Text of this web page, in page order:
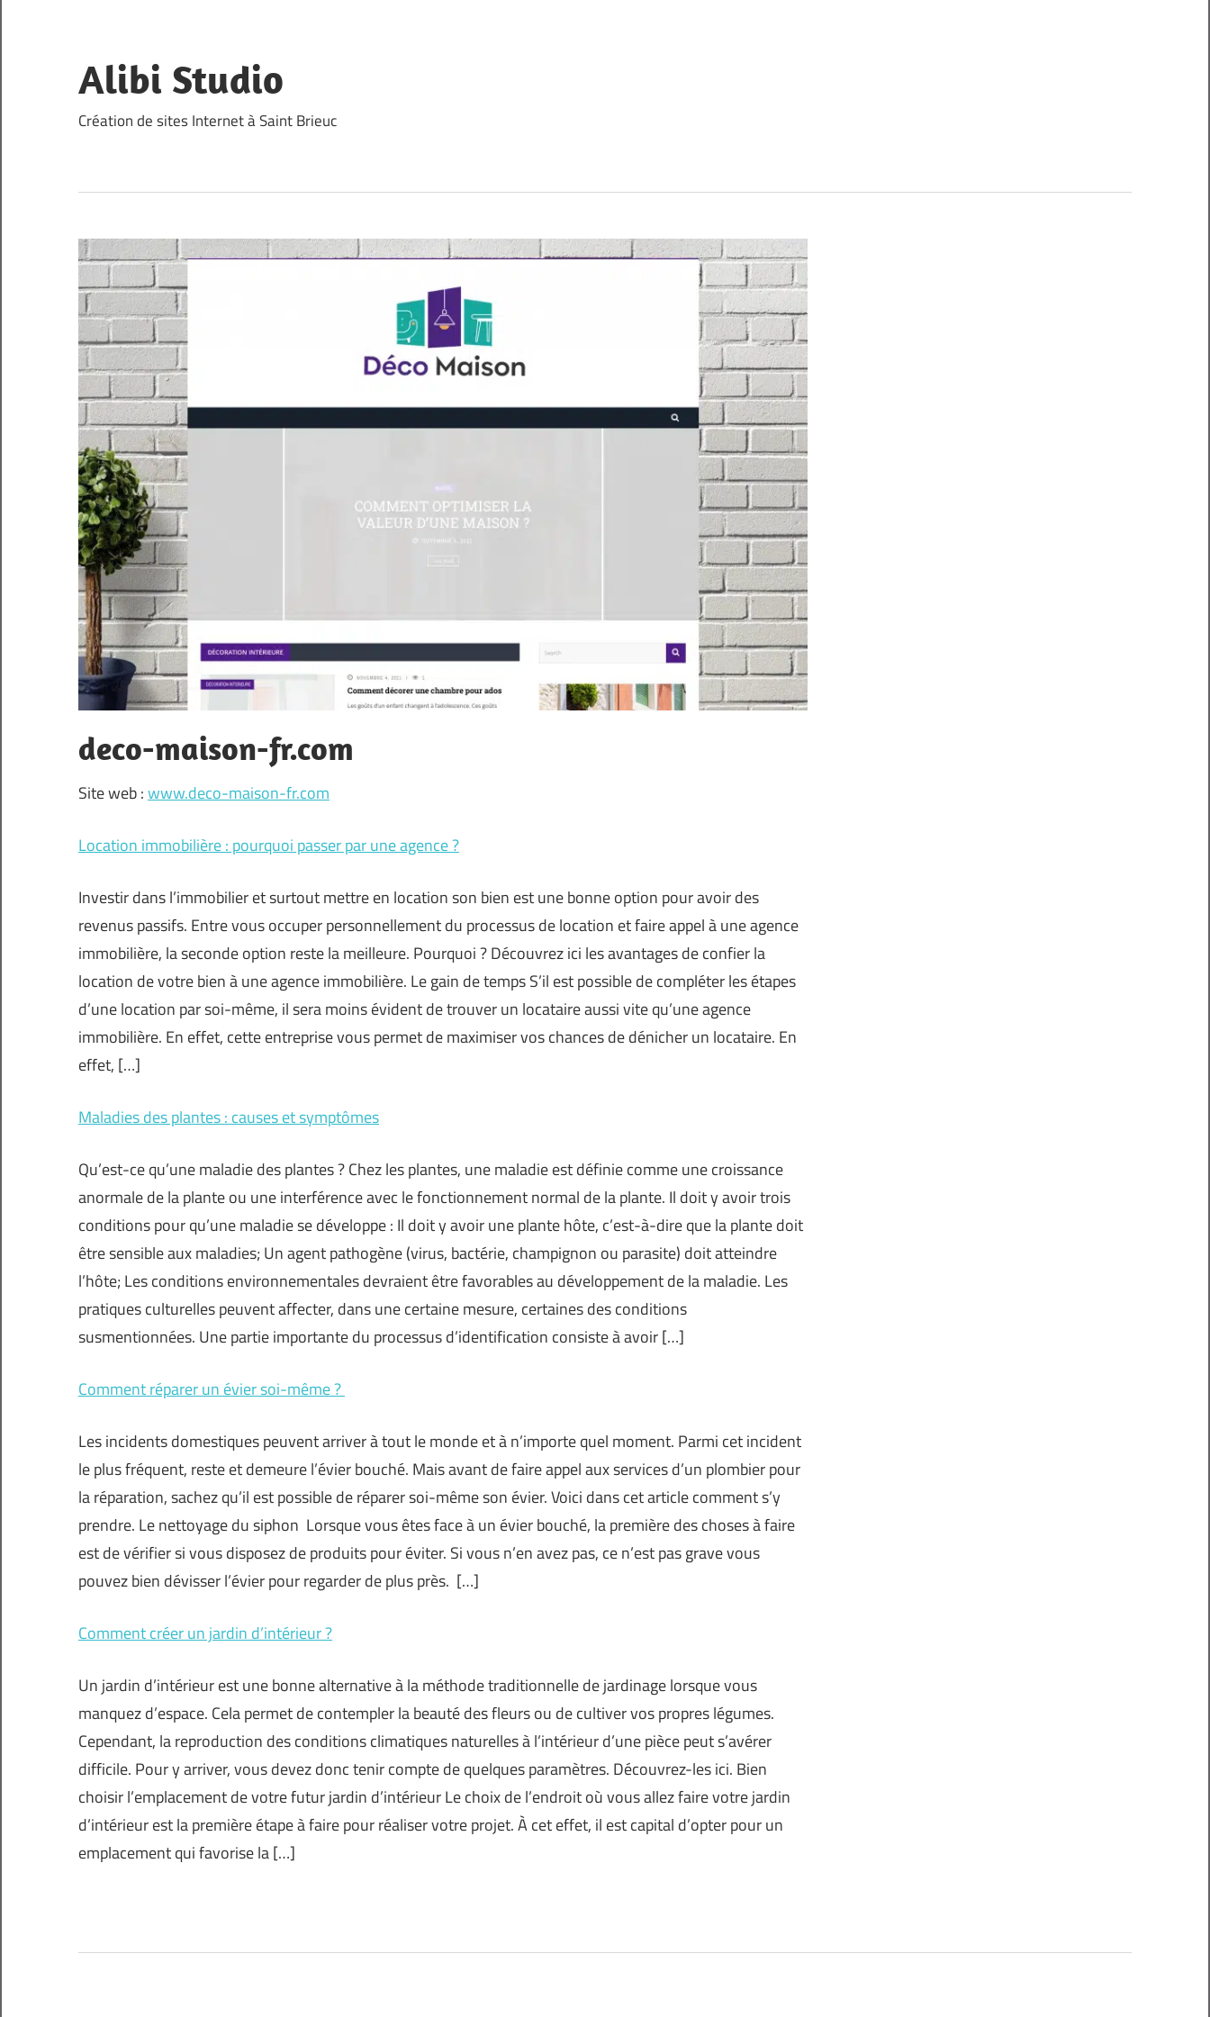
content
Alibi Studio
Création de sites Internet à Saint Brieuc
deco-maison-fr.com
Site web :www.deco-maison-fr.com
Location immobilière : pourquoi passer par une agence ?
Investir dans l’immobilier et surtout mettre en location son bien est une bonne option pour avoir des
revenus passifs. Entre vous occuper personnellement du processus de location et faire appel à une agence
immobilière, la seconde option reste la meilleure. Pourquoi ? Découvrez ici les avantages de confier la
location de votre bien à une agence immobilière. Le gain de temps S’il est possible de compléter les étapes
d’une location par soi-même, il sera moins évident de trouver un locataire aussi vite qu’une agence
immobilière. En effet, cette entreprise vous permet de maximiser vos chances de dénicher un locataire. En
effet, […]
Maladies des plantes : causes et symptômes
Qu’est-ce qu’une maladie des plantes ? Chez les plantes, une maladie est définie comme une croissance
anormale de la plante ou une interférence avec le fonctionnement normal de la plante. Il doit y avoir trois
conditions pour qu’une maladie se développe : Il doit y avoir une plante hôte, c’est-à-dire que la plante doit
être sensible aux maladies; Un agent pathogène (virus, bactérie, champignon ou parasite) doit atteindre
l’hôte; Les conditions environnementales devraient être favorables au développement de la maladie. Les
pratiques culturelles peuvent affecter, dans une certaine mesure, certaines des conditions
susmentionnées. Une partie importante du processus d’identification consiste à avoir […]
Comment réparer un évier soi-même ?
Les incidents domestiques peuvent arriver à tout le monde et à n’importe quel moment. Parmi cet incident
le plus fréquent, reste et demeure l’évier bouché. Mais avant de faire appel aux services d’un plombier pour
la réparation, sachez qu’il est possible de réparer soi-même son évier. Voici dans cet article comment s’y
prendre. Le nettoyage du siphon Lorsque vous êtes face à un évier bouché, la première des choses à faire
est de vérifier si vous disposez de produits pour éviter. Si vous n’en avez pas, ce n’est pas grave vous
pouvez bien dévisser l’évier pour regarder de plus près. […]
Comment créer un jardin d’intérieur ?
Un jardin d’intérieur est une bonne alternative à la méthode traditionnelle de jardinage lorsque vous
manquez d’espace. Cela permet de contempler la beauté des fleurs ou de cultiver vos propres légumes.
Cependant, la reproduction des conditions climatiques naturelles à l’intérieur d’une pièce peut s’avérer
difficile. Pour y arriver, vous devez donc tenir compte de quelques paramètres. Découvrez-les ici. Bien
choisir l’emplacement de votre futur jardin d’intérieur Le choix de l’endroit où vous allez faire votre jardin
d’intérieur est la première étape à faire pour réaliser votre projet. À cet effet, il est capital d’opter pour un
emplacement qui favorise la […]